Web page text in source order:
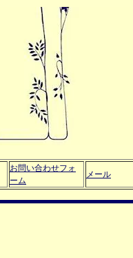
お問い合わせフォ
ーム
メール